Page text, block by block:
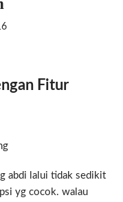
Fitur
abdi lalui tidak sedikit
yg cocok. walau